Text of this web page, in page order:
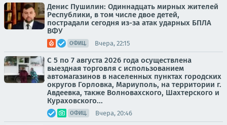
Денис Пушилин: Одиннадцать мирных жителей
Республики, в том числе двое детей,
пострадали сегодня из-за атак ударных БПЛА
ВФУ
ОФИЦ. Вчера, 22:15
С 5 по 7 августа 2026 года осуществлена
выездная торговля с использованием
автомагазинов в населенных пунктах городских
округов Горловка, Мариуполь, на территории г.
Авдеевка, также Волновахского, Шахтерского и
Кураховского...
ОФИЦ. Вчера, 20:46